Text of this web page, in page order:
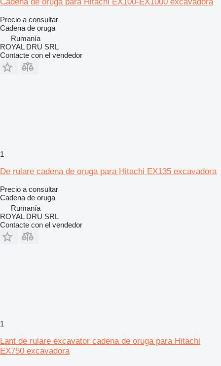
Precio a consultar
Cadena de oruga
Rumanía
ROYAL DRU SRL
Contacte con el vendedor
1
De rulare cadena de oruga para Hitachi EX135 excavadora
Precio a consultar
Cadena de oruga
Rumanía
ROYAL DRU SRL
Contacte con el vendedor
1
Lant de rulare excavator cadena de oruga para Hitachi
EX750 excavadora